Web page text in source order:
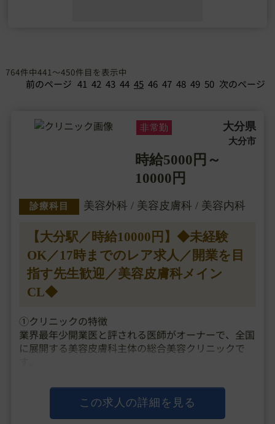
764件中441～450件目を表示中
前のページ 41 42 43 44 45 46 47 48 49 50 次のページ
非常勤 大分県
大分市
時給5000円～
10000円
診療科目 美容外科 / 美容皮膚科 / 美容内科
【大分駅／時給10000円】◆未経験
OK／17時までのレア求人／開業を目
指す先生歓迎／美容皮膚科メイン
CL◆
①クリニックの特徴
業界最年少開業医と評される医師がオーナーで、全国
に展開する美容皮膚科主体の総合美容クリニックで
ーケアを提供し、
「1人でも多くのお客様に綺麗になってもらう」とい
うことをモットーにしています。
この求人の詳細を見る